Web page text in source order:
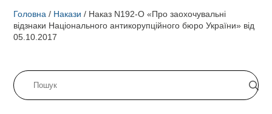
Головна / Накази / Наказ N192-О «Про заохочувальні
відзнаки Національного антикорупційного бюро України» від
05.10.2017